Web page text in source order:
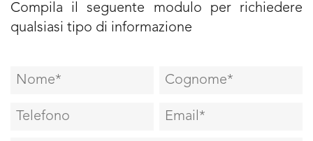
Compila il seguente modulo per richiedere
qualsiasi tipo di informazione